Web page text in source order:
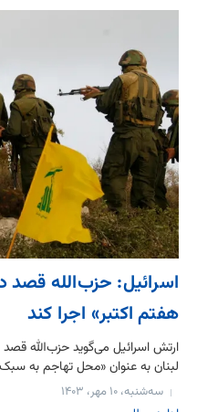
اسرائیل: حزب‌الله
هفتم اکتبر» اجرا کند
ارتش اسرائیل می‌گوید حزب‌الله
لبنان به عنوان «محل تهاجم به
سه‌شنبه، ۱۰ مهر، ۱۴۰۳